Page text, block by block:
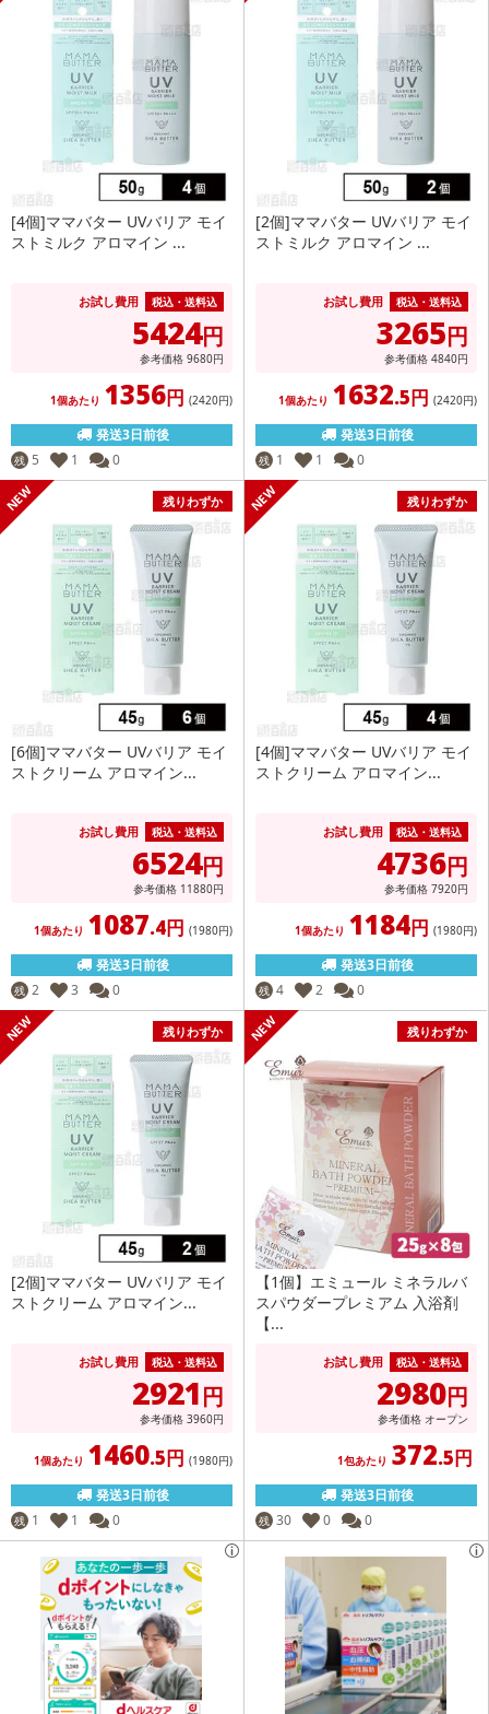
[4個]ママバター UVバリア モイ
ストミルク アロマイン ...
お試し費用 税込・送料込
5424円
参考価格 9680円
1個あたり 1356円 (2420円)
発送3日前後
残 5 1 0
[2個]ママバター UVバリア モイ
ストミルク アロマイン ...
お試し費用 税込・送料込
3265円
参考価格 4840円
1個あたり 1632.5円 (2420円)
発送3日前後
残 1 1 0
残りわずか
[6個]ママバター UVバリア モイ
ストクリーム アロマイン...
お試し費用 税込・送料込
6524円
参考価格 11880円
1個あたり 1087.4円 (1980円)
発送3日前後
残 2 3 0
残りわずか
[4個]ママバター UVバリア モイ
ストクリーム アロマイン...
お試し費用 税込・送料込
4736円
参考価格 7920円
1個あたり 1184円 (1980円)
発送3日前後
残 4 2 0
残りわずか
[2個]ママバター UVバリア モイ
ストクリーム アロマイン...
お試し費用 税込・送料込
2921円
参考価格 3960円
1個あたり 1460.5円 (1980円)
発送3日前後
残 1 1 0
残りわずか
【1個】エミュール ミネラルバ
スパウダープレミアム 入浴剤
【...
お試し費用 税込・送料込
2980円
参考価格 オープン
1包あたり 372.5円
発送3日前後
残 30 0 0